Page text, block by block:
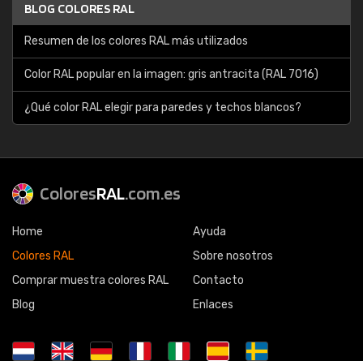
BLOG COLORES RAL
Resumen de los colores RAL más utilizados
Color RAL popular en la imagen: gris antracita (RAL 7016)
¿Qué color RAL elegir para paredes y techos blancos?
ColoresRAL.com.es
Home
Colores RAL
Comprar muestra colores RAL
Blog
Ayuda
Sobre nosotros
Contacto
Enlaces